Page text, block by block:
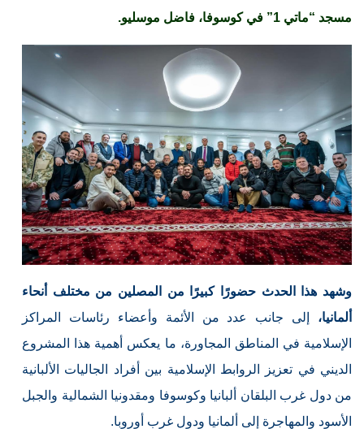
مسجد “ماتي 1” في كوسوفا، فاضل موسليو.
وشهد هذا الحدث حضورًا كبيرًا من المصلين من مختلف أنحاء
ألمانيا، إلى جانب عدد من الأئمة وأعضاء رئاسات المراكز
الإسلامية في المناطق المجاورة، ما يعكس أهمية هذا المشروع
الديني في تعزيز الروابط الإسلامية بين أفراد الجاليات الألبانية
من دول غرب البلقان ألبانيا وكوسوفا ومقدونيا الشمالية والجبل
الأسود والمهاجرة إلى ألمانيا ودول غرب أوروبا.